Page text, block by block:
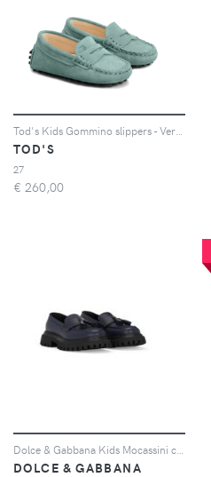
TOD'S
27
€ 260,00
DOLCE & GABBANA